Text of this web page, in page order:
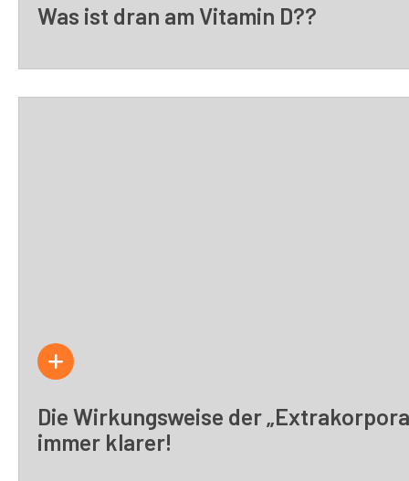
Was ist dran am Vitamin D??
Die Wirkungsweise der
immer klarer!